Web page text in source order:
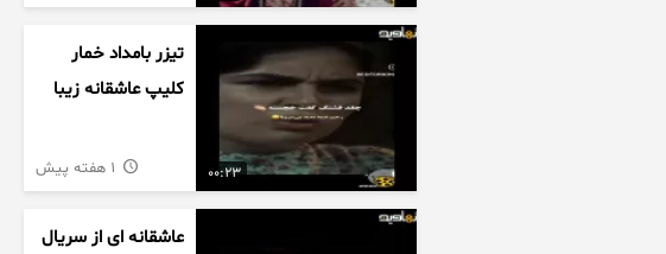
00:23
تیزر بامداد خمار
کلیپ عاشقانه زیبا
عاشقانه ای از سریال